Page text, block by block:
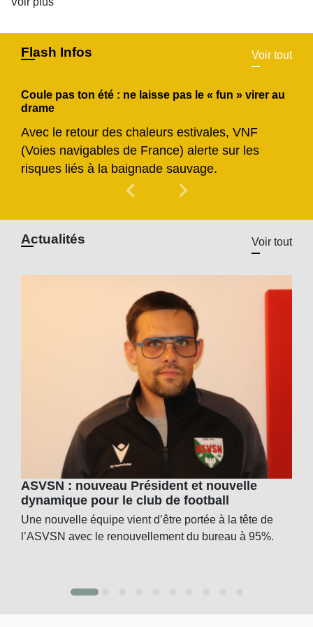
Flash Infos Voir tout
Coule pas ton été : ne laisse pas le « fun » virer au
drame
Avec le retour des chaleurs estivales, VNF
(Voies navigables de France) alerte sur les
risques liés à la baignade sauvage.
chevron_left Previous
chevron_right
Actualités Voir tout
ASVSN : nouveau Président et nouvelle
dynamique pour le club de football
Une nouvelle équipe vient d’être portée à la tête de
l’ASVSN avec le renouvellement du bureau à 95%.